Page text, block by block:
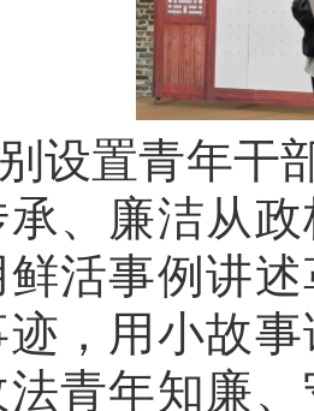
设置青年干
、廉洁从
活事例讲
，用小故
法青年知廉